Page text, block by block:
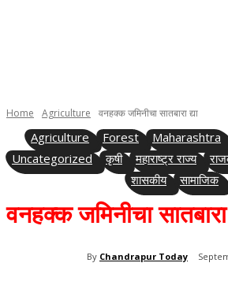
Home Agriculture वनहक्क जमिनीचा सातबारा द्या
Agriculture Forest Maharashtra
Uncategorized
कृषी महाराष्ट्र राज्य
शासकीय
सामाजिक
वनहक्क जमिनीचा सातबारा
By Chandrapur Today